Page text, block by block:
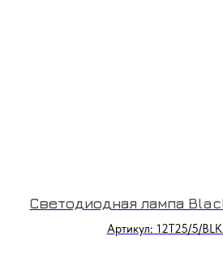
Светодиодная лампа
Артикул: 12T25/5/